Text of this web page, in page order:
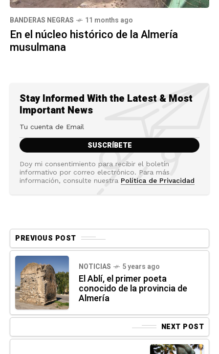
BANDERAS NEGRAS 11 months ago
En el núcleo histórico de la Almería
musulmana
Stay Informed With the Latest & Most
Important News
Doy mi consentimiento para recibir el boletín
informativo por correo electrónico. Para más
información, consulte nuestra Política de Privacidad
PREVIOUS POST
NOTICIAS 5 years ago
El Ablí, el primer poeta
conocido de la provincia de
Almería
NEXT POST